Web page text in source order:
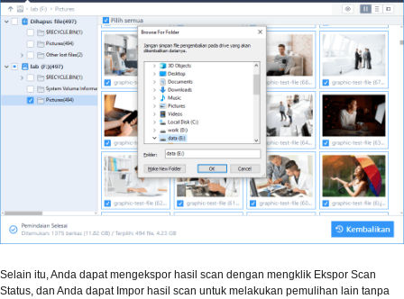
Selain itu, Anda dapat mengekspor hasil scan dengan mengklik Ekspor Scan
Status, dan Anda dapat Impor hasil scan untuk melakukan pemulihan lain tanpa